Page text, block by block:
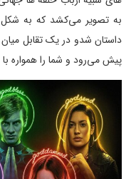
به تصویر می‌کشد که به شکل
داستان شدو در یک تقابل
پیش می‌رود و شما را همواره با